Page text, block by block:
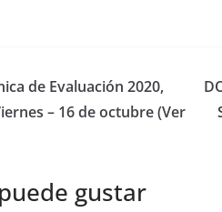
de Evaluación 2020,
– 16 de octubre (Ver
gustar